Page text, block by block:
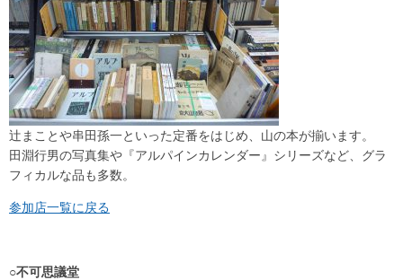
辻まことや串田孫一といった定番をはじめ、山の本が揃います。
田淵行男の写真集や『アルパインカレンダー』シリーズなど、グラ
フィカルな品も多数。
参加店一覧に戻る
○不可思議堂